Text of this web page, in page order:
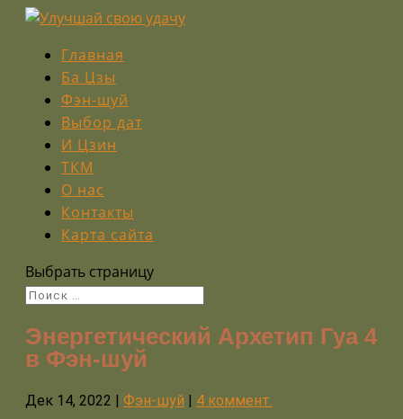
Главная
Ба Цзы
Фэн-шуй
Выбор дат
И Цзин
ТКМ
О нас
Контакты
Карта сайта
Выбрать страницу
Энергетический Архетип Гуа 4
в Фэн-шуй
Дек 14, 2022 Фэн-шуй 4 коммент.